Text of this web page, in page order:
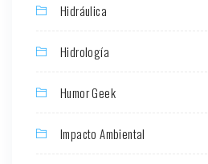
Hidráulica
Hidrología
Humor Geek
Impacto Ambiental